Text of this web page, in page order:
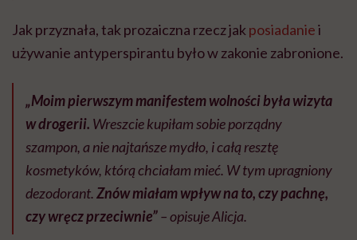
Jak przyznała, tak prozaiczna rzecz jak posiadaniei
używanie antyperspirantu było w zakonie zabronione.
„Moim pierwszym manifestem wolności była wizyta
w drogerii. Wreszcie kupiłam sobie porządny
szampon, a nie najtańsze mydło, i całą resztę
kosmetyków, którą chciałam mieć. W tym upragniony
dezodorant.Znów miałam wpływ na to, czy pachnę,
czy wręcz przeciwnie”– opisuje Alicja.